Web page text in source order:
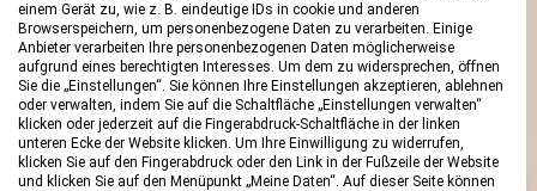
einem Gerät zu, wie z. B. eindeutige IDs in cookie und anderen
Browserspeichern, um personenbezogene Daten zu verarbeiten. Einige
Anbieter verarbeiten Ihre personenbezogenen Daten möglicherweise
aufgrund eines berechtigten Interesses. Um dem zu widersprechen, öffnen
Sie die „Einstellungen“. Sie können Ihre Einstellungen akzeptieren, ablehnen
oder verwalten, indem Sie auf die Schaltfläche „Einstellungen verwalten“
klicken oder jederzeit auf die Fingerabdruck-Schaltfläche in der linken
unteren Ecke der Website klicken. Um Ihre Einwilligung zu widerrufen,
klicken Sie auf den Fingerabdruck oder den Link in der Fußzeile der Website
und klicken Sie auf den Menüpunkt „Meine Daten“. Auf dieser Seite können